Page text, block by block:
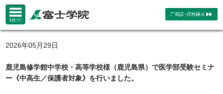
2026年05月29日
鹿児島修学館中学校・高等学校様（鹿児島県）で医学部受験セミナ
ー《中高生／保護者対象》を行いました。